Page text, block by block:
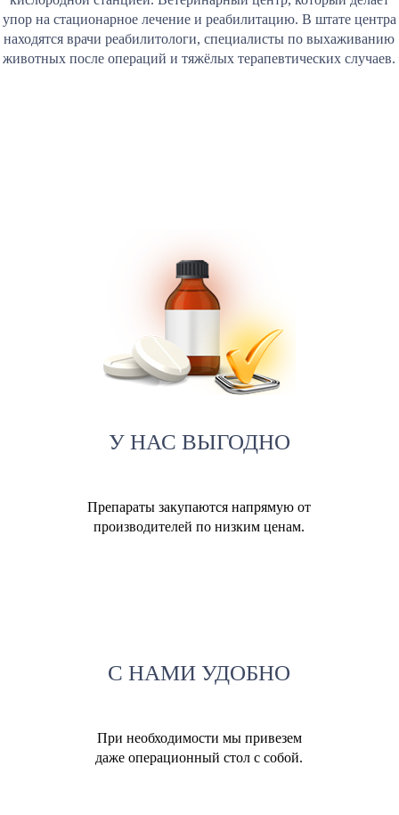
упор на стационарное лечение и реабилитацию. В штате центра
находятся врачи реабилитологи, специалисты по выхаживанию
животных после операций и тяжёлых терапевтических случаев.
У НАС ВЫГОДНО
Препараты закупаются напрямую от
производителей по низким ценам.
С НАМИ УДОБНО
При необходимости мы привезем
даже операционный стол с собой.